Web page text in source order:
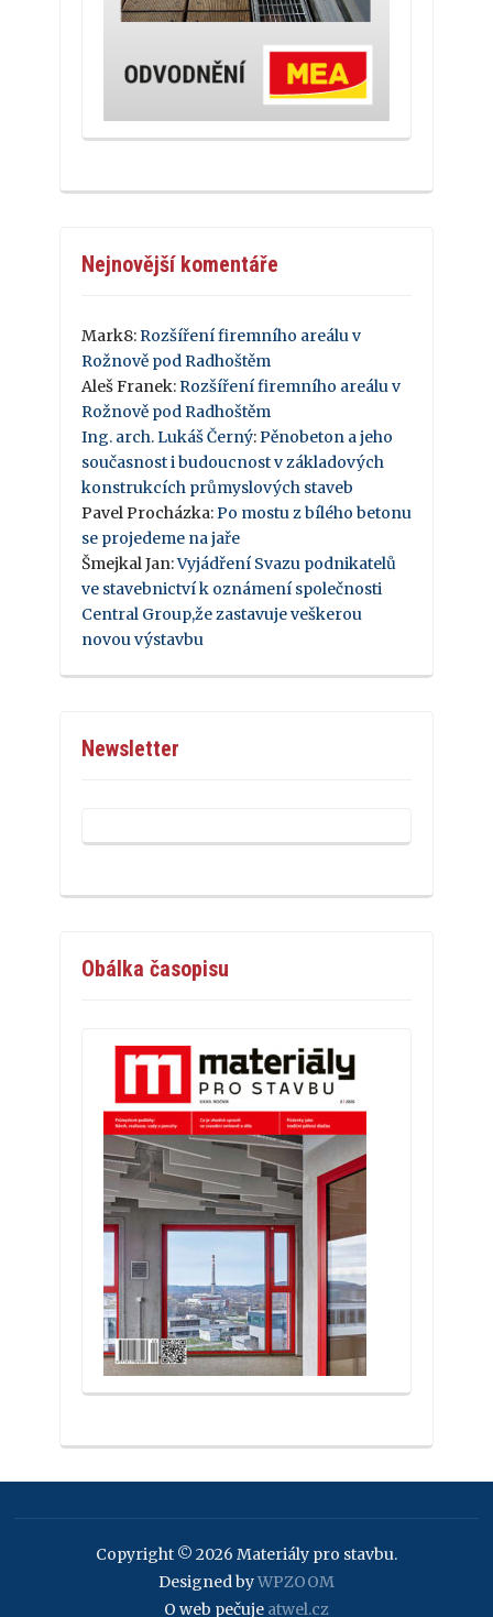
Nejnovější komentáře
Mark8: Rozšíření firemního areálu v
Rožnově pod Radhoštěm
Aleš Franek: Rozšíření firemního areálu v
Rožnově pod Radhoštěm
Ing. arch. Lukáš Černý: Pěnobeton a jeho
současnost i budoucnost v základových
konstrukcích průmyslových staveb
Pavel Procházka: Po mostu z bílého betonu
se projedeme na jaře
Šmejkal Jan:Vyjádření Svazu podnikatelů
ve stavebnictví k oznámení společnosti
Central Group,že zastavuje veškerou
novou výstavbu
Newsletter
Obálka časopisu
Copyright © 2026 Materiály pro stavbu.
Designed byWPZOOM
O web pečuje atwel.cz